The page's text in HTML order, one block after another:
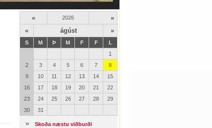
« 2026
»
«
ágúst »
S M Þ M F F
L
1
2
3 4 5 6 7
8
9
10 11 12 13 14
15
16
17 18 19 20 21
22
23
24 25 26 27 28
29
30
31
Skoða næstu viðburði